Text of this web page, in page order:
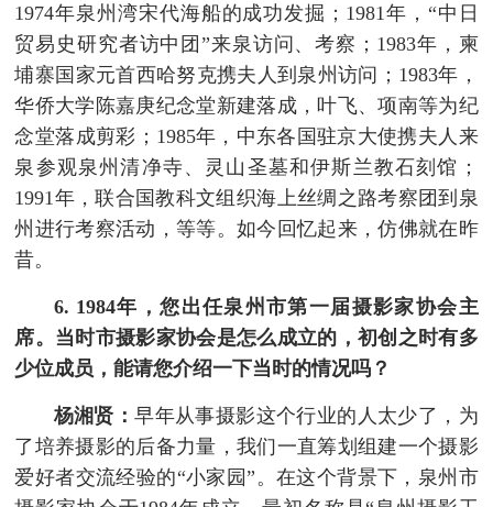
1974年泉州湾宋代海船的成功发掘；1981年，“中日
贸易史研究者访中团”来泉访问、考察；1983年，柬
埔寨国家元首西哈努克携夫人到泉州访问；1983年，
华侨大学陈嘉庚纪念堂新建落成，叶飞、项南等为纪
念堂落成剪彩；1985年，中东各国驻京大使携夫人来
泉参观泉州清净寺、灵山圣墓和伊斯兰教石刻馆；
1991年，联合国教科文组织海上丝绸之路考察团到泉
州进行考察活动，等等。如今回忆起来，仿佛就在昨
昔。
6. 1984年，您出任泉州市第一届摄影家协会主
席。当时市摄影家协会是怎么成立的，初创之时有多
少位成员，能请您介绍一下当时的情况吗？
杨湘贤：早年从事摄影这个行业的人太少了，为
了培养摄影的后备力量，我们一直筹划组建一个摄影
爱好者交流经验的“小家园”。在这个背景下，泉州市